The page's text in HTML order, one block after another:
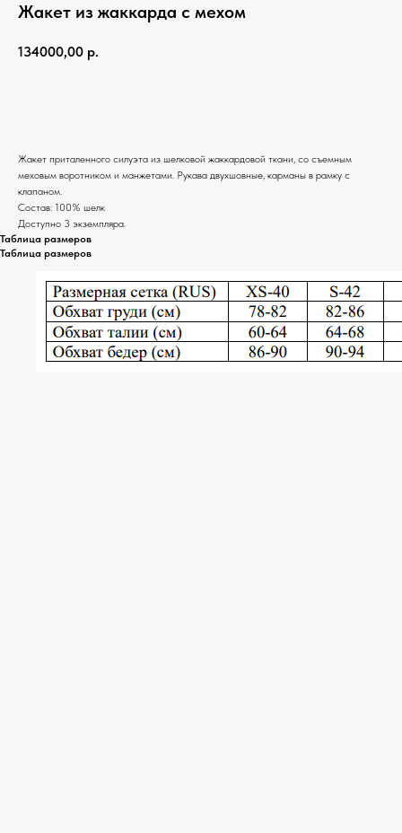
Жакет из жаккарда с мехом
134000,00 р.
Жакет приталенного силуэта из шелковой жаккардовой ткани, со съемным
меховым воротником и манжетами. Рукава двухшовные, карманы в рамку с
клапаном.
Состав: 100% шелк
Доступно 3 экземпляра.
Таблица размеров
Таблица размеров